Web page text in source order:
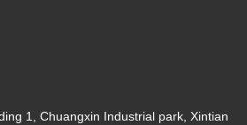
1, Chuangxin Industrial park, Xintian